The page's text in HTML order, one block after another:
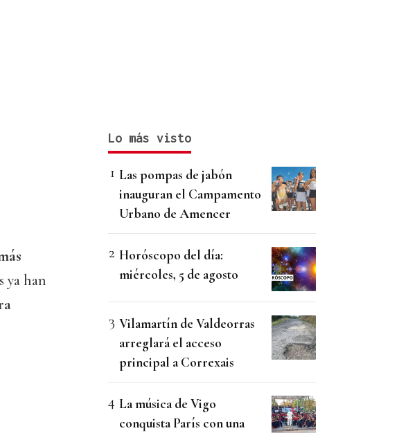
ya han
Lo más visto
Las pompas de jabón
inauguran el Campamento
Urbano de Amencer
Horóscopo del día:
miércoles, 5 de agosto
Vilamartín de Valdeorras
arreglará el acceso
principal a Correxais
La música de Vigo
conquista París con una